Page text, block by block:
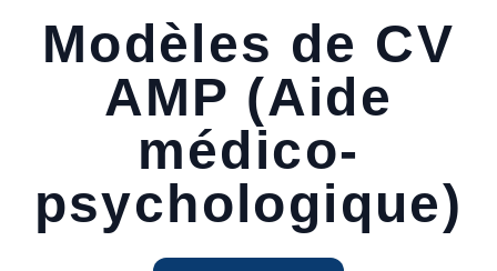
Modèles de CV
AMP (Aide
médico-
psychologique)